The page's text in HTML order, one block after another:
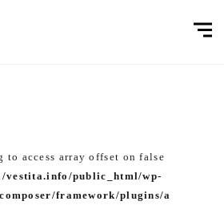
to access array offset on false
vestita.info/public_html/wp-
framework/plugins/a